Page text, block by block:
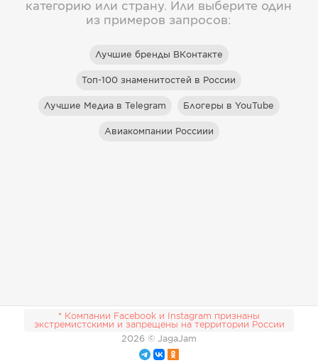
категорию или страну. Или выберите один
из примеров запросов:
Лучшие бренды ВКонтакте
Топ-100 знаменитостей в России
Лучшие Медиа в Telegram Блогеры в YouTube
Авиакомпании Россиии
* Компании Facebook и Instagram признаны
экстремистскими и запрещены на территории России
2026 © JagaJam